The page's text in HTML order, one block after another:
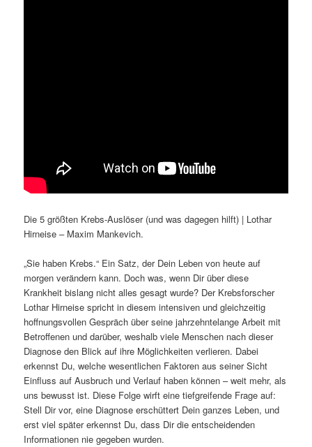
Die 5 größten Krebs-Auslöser (und was dagegen hilft) | Lothar
Hirneise – Maxim Mankevich.
„Sie haben Krebs.“ Ein Satz, der Dein Leben von heute auf
morgen verändern kann. Doch was, wenn Dir über diese
Krankheit bislang nicht alles gesagt wurde? Der Krebsforscher
Lothar Hirneise spricht in diesem intensiven und gleichzeitig
hoffnungsvollen Gespräch über seine jahrzehntelange Arbeit mit
Betroffenen und darüber, weshalb viele Menschen nach dieser
Diagnose den Blick auf ihre Möglichkeiten verlieren. Dabei
erkennst Du, welche wesentlichen Faktoren aus seiner Sicht
Einfluss auf Ausbruch und Verlauf haben können – weit mehr, als
uns bewusst ist. Diese Folge wirft eine tiefgreifende Frage auf:
Stell Dir vor, eine Diagnose erschüttert Dein ganzes Leben, und
erst viel später erkennst Du, dass Dir die entscheidenden
Informationen nie gegeben wurden.